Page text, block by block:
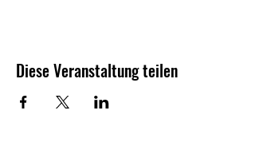
Diese Veranstaltung teilen